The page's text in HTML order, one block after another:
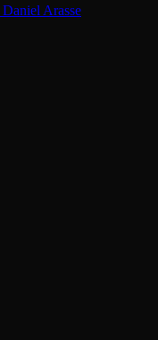
Daniel Arasse